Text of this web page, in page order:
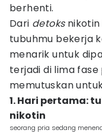
berhenti.
Dari detoks
tubuhmu bekerja
menarik untuk
terjadi di lima
memutuskan
1. Hari pertama:
nikotin
seorang pria sedang